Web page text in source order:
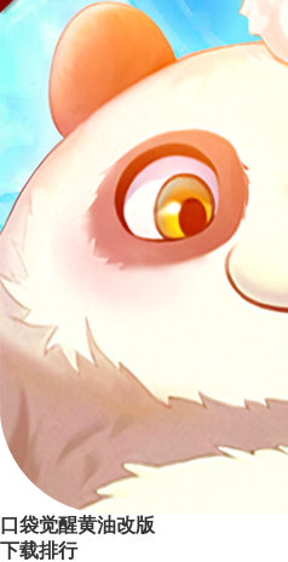
口袋觉醒黄油改版
下载排行